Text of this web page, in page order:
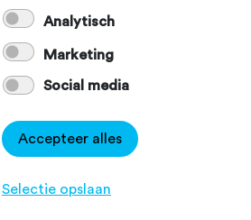
Over Fietssport
Analytisch
Marketing
Social media
Accepteer alles
Selectie opslaan